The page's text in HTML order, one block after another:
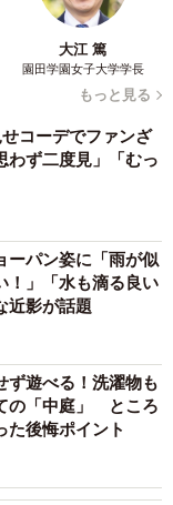
ンもあるみやびくん
」のおかげで、
いっぱいです」
大江 篤
園田学園女子大学学長
もっと見る
コーデでファンざ
ず二度見」「むっ
ーパン姿に「雨が似
！」「水も滴る良い
影が話題
ず遊べる！洗濯物も
の「中庭」 ところ
後悔ポイント